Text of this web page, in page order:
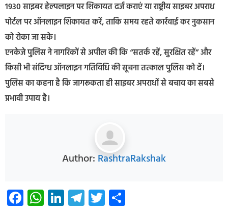
1930 साइबर हेल्पलाइन पर शिकायत दर्ज कराएं या राष्ट्रीय साइबर अपराध
पोर्टल पर ऑनलाइन शिकायत करें, ताकि समय रहते कार्रवाई कर नुकसान
को रोका जा सके।
एनकेजे पुलिस ने नागरिकों से अपील की कि “सतर्क रहें, सुरक्षित रहें” और
किसी भी संदिग्ध ऑनलाइन गतिविधि की सूचना तत्काल पुलिस को दें।
पुलिस का कहना है कि जागरूकता ही साइबर अपराधों से बचाव का सबसे
प्रभावी उपाय है।
Author: RashtraRakshak
Facebook
WhatsApp
LinkedIn
Telegram
Twitter